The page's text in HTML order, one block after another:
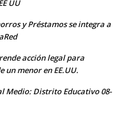
UU
y Préstamos se integra a
acción legal para
un menor en EE.UU.
Medio: Distrito Educativo 08-